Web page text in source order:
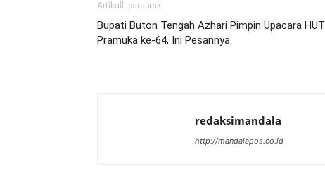
Artikulli paraprak
Bupati Buton Tengah Azhari Pimpin Upacara HUT
Pramuka ke-64, Ini Pesannya
redaksimandala
http://mandalapos.co.id